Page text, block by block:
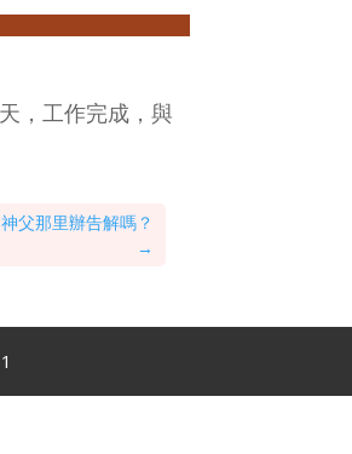
，工作完成，與
父那里辦告解嗎？
→